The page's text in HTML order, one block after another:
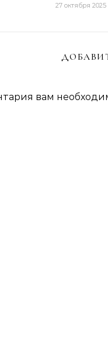
27 октября 2025
вам